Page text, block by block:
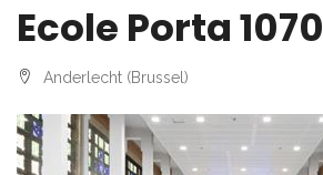
Ecole Porta 1070
Anderlecht (Brussel)